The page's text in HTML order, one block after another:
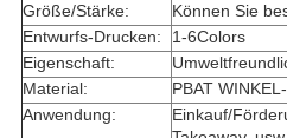
Größe/Stärke:
Können Sie
Entwurfs-Drucken:
1-6Colors
Eigenschaft:
Material:
PBAT
Anwendung:
Einkauf/